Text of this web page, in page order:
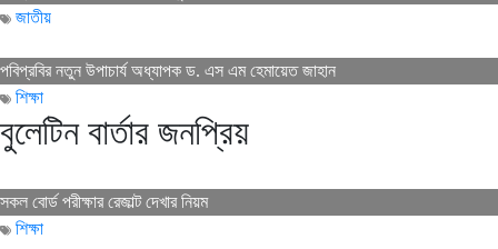
জাতীয়
পবিপ্রবির নতুন উপাচার্য অধ্যাপক ড. এস এম হেমায়েত জাহান
শিক্ষা
বুলেটিন বার্তার জনপ্রিয়
সকল বোর্ড পরীক্ষার রেজাল্ট দেখার নিয়ম
শিক্ষা